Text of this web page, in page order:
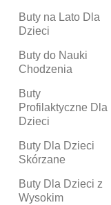
Buty na Lato Dla
Dzieci
Buty do Nauki
Chodzenia
Buty
Profilaktyczne Dla
Dzieci
Buty Dla Dzieci
Skórzane
Buty Dla Dzieci z
Wysokim